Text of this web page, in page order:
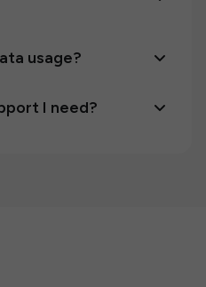
usage?
I need?